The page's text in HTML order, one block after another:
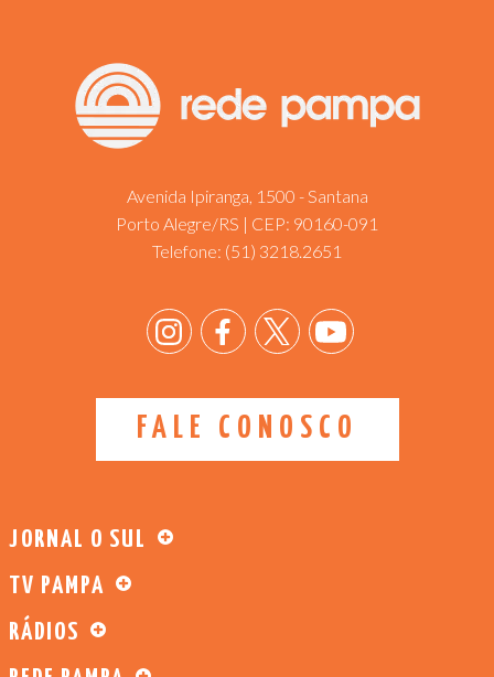
Avenida Ipiranga, 1500 - Santana
Porto Alegre/RS | CEP: 90160-091
Telefone: (51) 3218.2651
FALE CONOSCO
JORNAL O SUL
TV PAMPA
RÁDIOS